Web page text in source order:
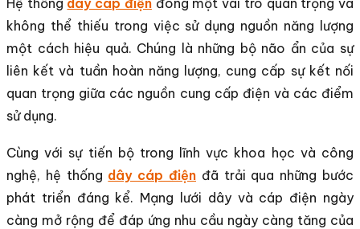
không thể thiếu trong việc sử dụng nguồn năng lượng
một cách hiệu quả. Chúng là những bộ não ẩn của sự
liên kết và tuần hoàn năng lượng, cung cấp sự kết nối
quan trọng giữa các nguồn cung cấp điện và các điểm
sử dụng.
Cùng với sự tiến bộ trong lĩnh vực khoa học và công
nghệ, hệ thống dây cáp điện đã trải qua những bước
phát triển đáng kể. Mạng lưới dây và cáp điện ngày
càng mở rộng để đáp ứng nhu cầu ngày càng tăng của